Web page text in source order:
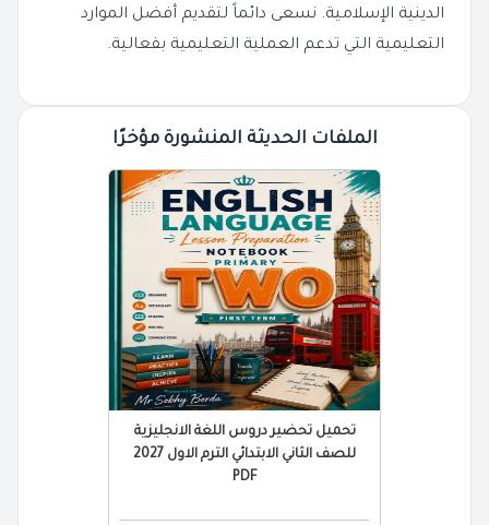
الدينية الإسلامية. نسعى دائماً لتقديم أفضل الموارد
التعليمية التي تدعم العملية التعليمية بفعالية.
الملفات الحديثة المنشورة مؤخرًا
تحميل تحضير دروس اللغة الانجليزية
للصف الثاني الابتدائي الترم الاول 2027
PDF